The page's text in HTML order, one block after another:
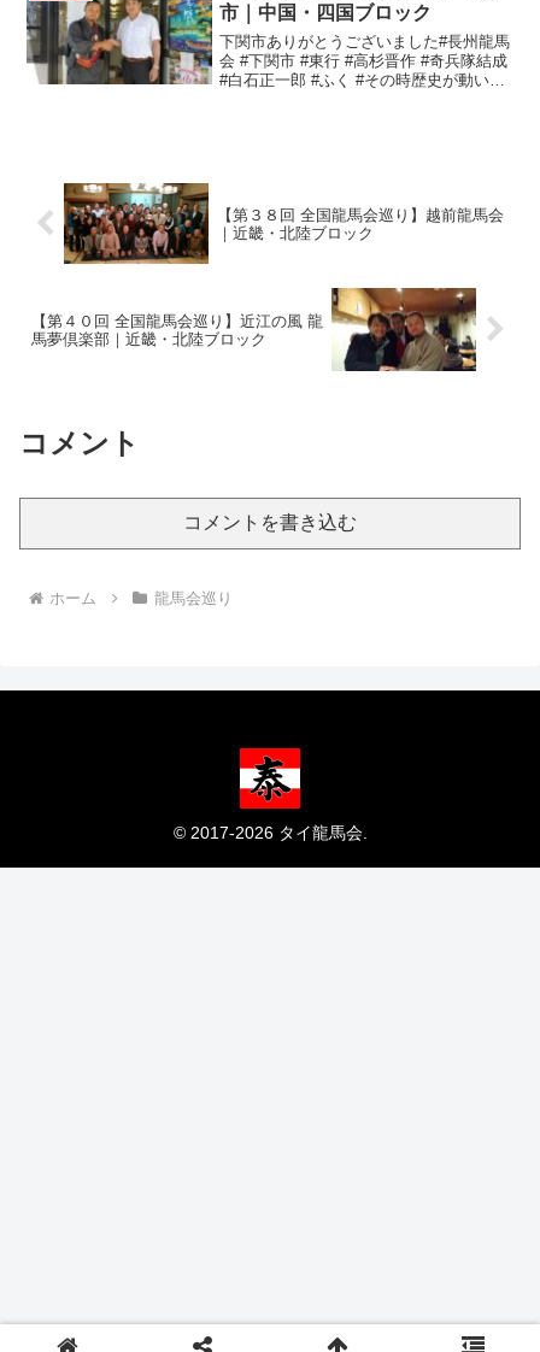
市｜中国・四国ブロック
下関市ありがとうございました#長州龍馬
会 #下関市 #東行 #高杉晋作 #奇兵隊結成
#白石正一郎 #ふく #その時歴史が動いた
【第３８回 全国龍馬会巡り】越前龍馬会
｜近畿・北陸ブロック
【第４０回 全国龍馬会巡り】近江の風 龍
馬夢倶楽部｜近畿・北陸ブロック
コメント
コメントを書き込む
ホーム 龍馬会巡り
© 2017-2026 タイ龍馬会.